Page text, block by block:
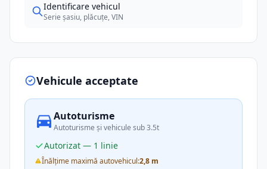
Identificare vehicul
Serie șasiu, plăcuțe, VIN
Vehicule acceptate
Autoturisme
Autoturisme și vehicule sub 3.5t
Autorizat — 1 linie
Înălțime maximă autovehicul:2,8 m